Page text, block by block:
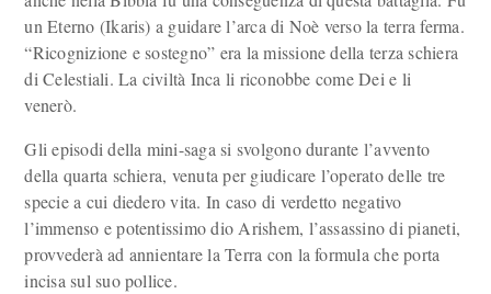
un Eterno (Ikaris) a guidare l’arca di Noè verso la terra ferma.
“Ricognizione e sostegno” era la missione della terza schiera
di Celestiali. La civiltà Inca li riconobbe come Dei e li
venerò.
Gli episodi della mini-saga si svolgono durante l’avvento
della quarta schiera, venuta per giudicare l’operato delle tre
specie a cui diedero vita. In caso di verdetto negativo
l’immenso e potentissimo dio Arishem, l’assassino di pianeti,
provvederà ad annientare la Terra con la formula che porta
incisa sul suo pollice.